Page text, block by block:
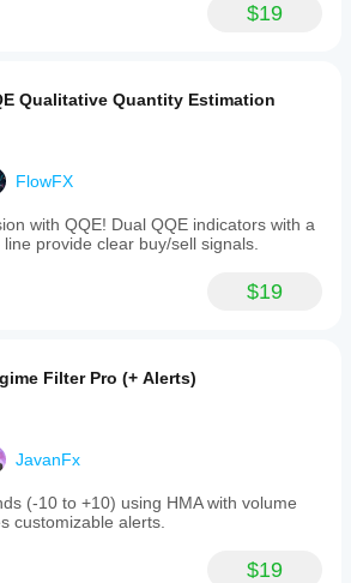
$19
Qualitative Quantity Estimation
FlowFX
with QQE! Dual QQE indicators with a
provide clear buy/sell signals.
$19
Filter Pro (+ Alerts)
JavanFx
(-10 to +10) using HMA with volume
customizable alerts.
$19